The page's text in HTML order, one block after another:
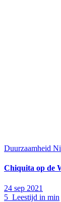
Duurzaamheid
Chiquita op de
24 sep 2021
5 Leestijd in min